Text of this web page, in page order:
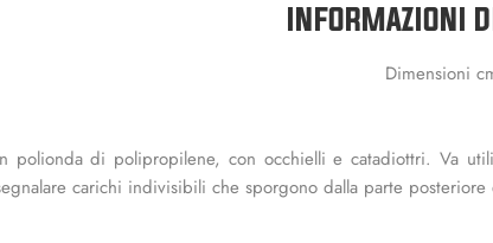
INFORMAZIONI
Dimensioni
polionda di polipropilene, con occhielli e catadiottri. Va
carichi indivisibili che sporgono dalla parte